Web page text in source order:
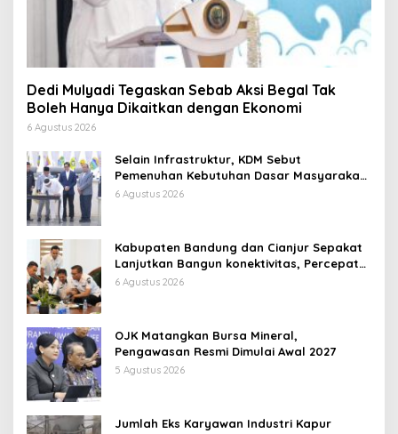
Dedi Mulyadi Tegaskan Sebab Aksi Begal Tak
Boleh Hanya Dikaitkan dengan Ekonomi
6 Agustus 2026
Selain Infrastruktur, KDM Sebut
Pemenuhan Kebutuhan Dasar Masyarakat
Jadi Fokus APBD Jabar 2027
6 Agustus 2026
Kabupaten Bandung dan Cianjur Sepakat
Lanjutkan Bangun konektivitas, Percepat
Pertumbuhan Ekonomi Daerah
6 Agustus 2026
OJK Matangkan Bursa Mineral,
Pengawasan Resmi Dimulai Awal 2027
5 Agustus 2026
Jumlah Eks Karyawan Industri Kapur